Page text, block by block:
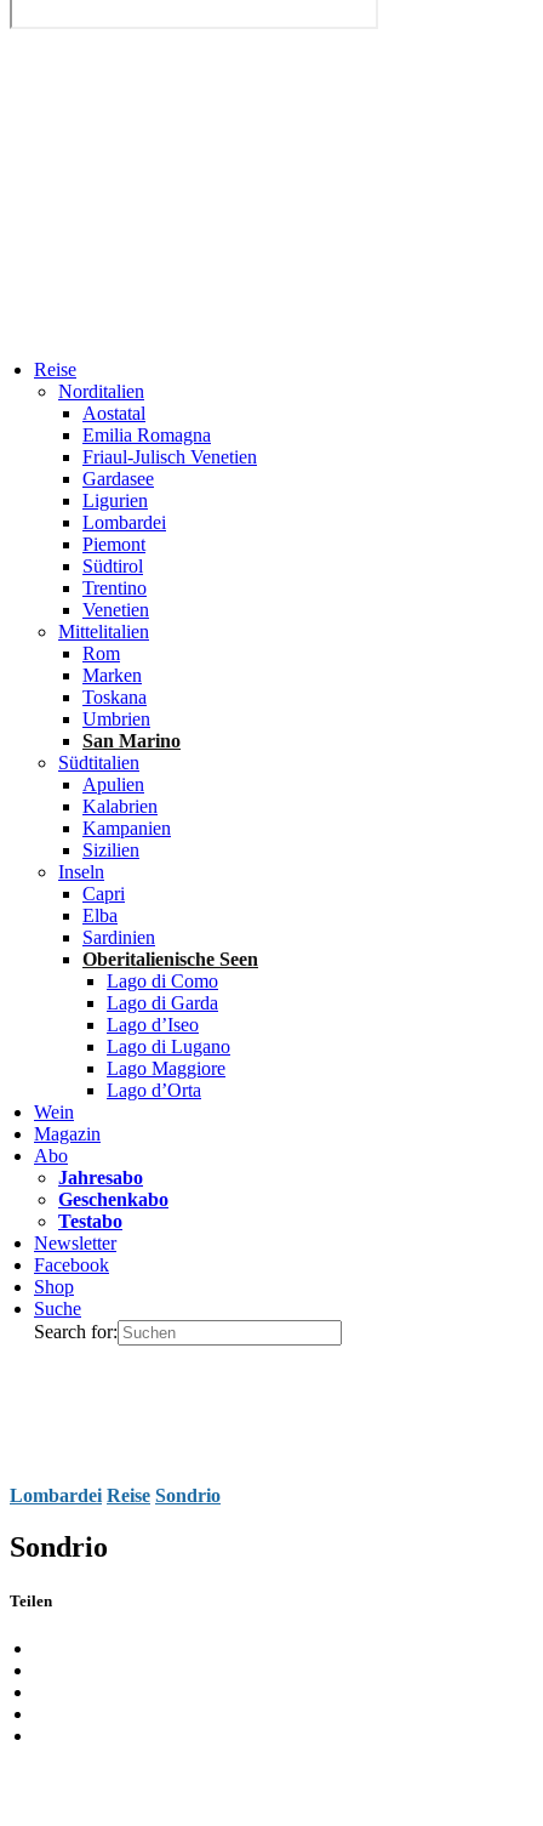
Reise
Norditalien
Aostatal
Emilia Romagna
Friaul-Julisch Venetien
Gardasee
Ligurien
Lombardei
Piemont
Südtirol
Trentino
Venetien
Mittelitalien
Rom
Marken
Toskana
Umbrien
San Marino
Südtitalien
Apulien
Kalabrien
Kampanien
Sizilien
Inseln
Capri
Elba
Sardinien
Oberitalienische Seen
Lago di Como
Lago di Garda
Lago d’Iseo
Lago di Lugano
Lago Maggiore
Lago d’Orta
Wein
Magazin
Abo
Jahresabo
Geschenkabo
Testabo
Newsletter
Facebook
Shop
Suche
Search for:
Lombardei Reise Sondrio
Sondrio
Teilen